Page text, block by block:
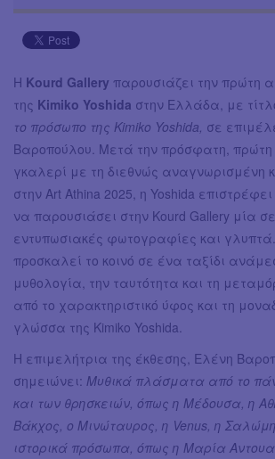
Η Kourd Gallery παρουσιάζει την πρώτη
της Kimiko Yoshida στην Ελλάδα, με
το πρόσωπο της Kimiko Yoshida, σε
Βαροπούλου. Μετά την πρόσφατη, πρώτη
γκαλερί με τη διεθνώς αναγνωρισμένη
στην Art Athina 2025, η Yoshida
να παρουσιάσει στην Kourd Gallery μία
εντυπωσιακές φωτογραφίες και
προσκαλεί το κοινό σε ένα ταξίδι
μυθολογία, την ταυτότητα και τη
από το χαρακτηριστικό ύφος και τη
γλώσσα της Kimiko Yoshida.
Η επιμελήτρια της έκθεσης, Ελένη
σημειώνει: Μυθικά πλάσματα από το
και των θρησκειών, όπως η Μέδουσα, η
Βάκχος, ο Μινώταυρος, η Venus, η
ιστορικά πρόσωπα, όπως η Μαρία